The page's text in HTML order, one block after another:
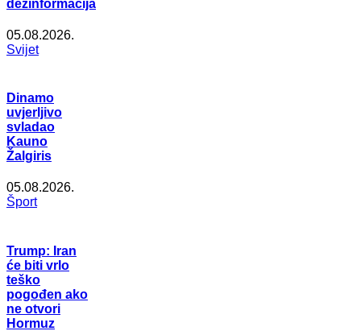
dezinformacija
05.08.2026.
Svijet
Dinamo
uvjerljivo
svladao
Kauno
Žalgiris
05.08.2026.
Šport
Trump: Iran
će biti vrlo
teško
pogođen ako
ne otvori
Hormuz